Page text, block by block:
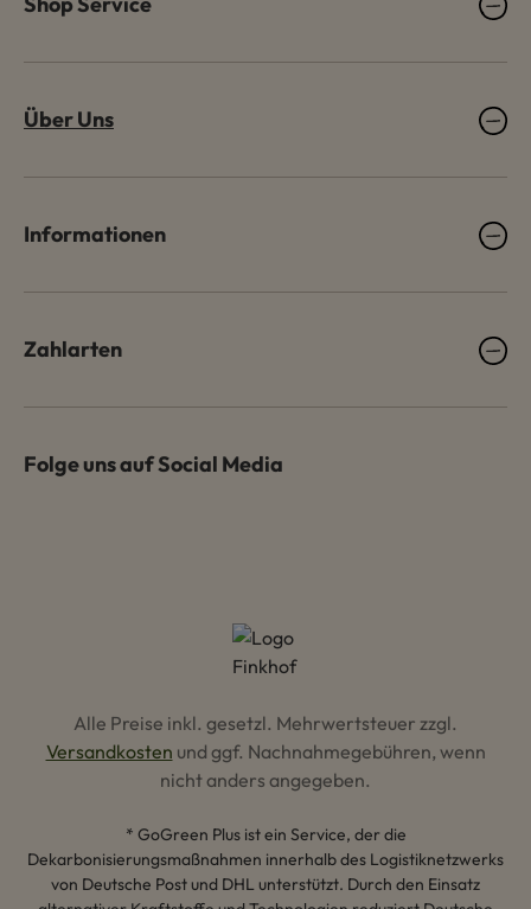
Über Uns
Informationen
Zahlarten
Folge uns auf Social Media
Alle Preise inkl. gesetzl. Mehrwertsteuer zzgl.
Versandkosten und ggf. Nachnahmegebühren, wenn
nicht anders angegeben.
* GoGreen Plus ist ein Service, der die
Dekarbonisierungsmaßnahmen innerhalb des Logistiknetzwerks
von Deutsche Post und DHL unterstützt. Durch den Einsatz